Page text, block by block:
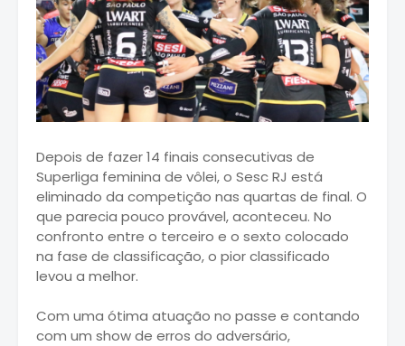
Depois de fazer 14 finais consecutivas de
Superliga feminina de vôlei, o Sesc RJ está
eliminado da competição nas quartas de final. O
que parecia pouco provável, aconteceu. No
confronto entre o terceiro e o sexto colocado
na fase de classificação, o pior classificado
levou a melhor.
Com uma ótima atuação no passe e contando
com um show de erros do adversário,